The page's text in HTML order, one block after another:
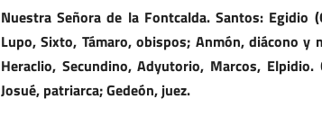
Nuestra Señora de la Fontcalda. Santos: Egidio
Lupo, Sixto, Támaro, obispos; Anmón, diácono
Heraclio, Secundino, Adyutorio, Marcos,
Josué, patriarca; Gedeón, juez.